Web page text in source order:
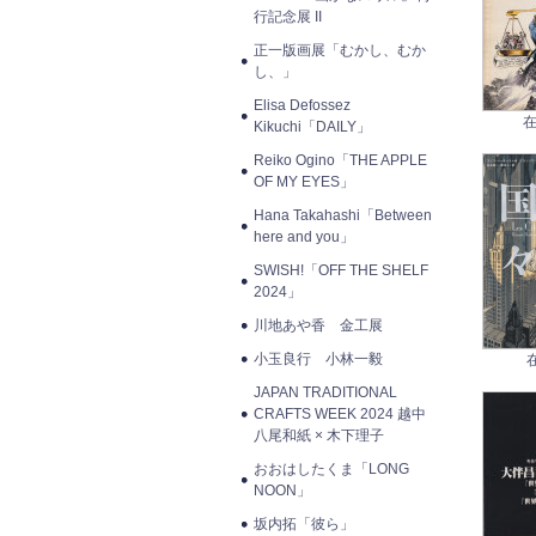
行記念展 II
正一版画展「むかし、むか
し、」
Elisa Defossez
Kikuchi「DAILY」
Reiko Ogino「THE APPLE
OF MY EYES」
Hana Takahashi「Between
here and you」
SWISH!「OFF THE SHELF
2024」
川地あや香 金工展
小玉良行 小林一毅
JAPAN TRADITIONAL
CRAFTS WEEK 2024 越中
八尾和紙 × 木下理子
おおはしたくま「LONG
NOON」
坂内拓「彼ら」